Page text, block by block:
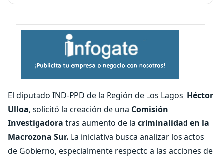
El diputado IND-PPD de la Región de Los Lagos, Héctor
Ulloa, solicitó la creación de una Comisión
Investigadora tras aumento de la criminalidad en la
Macrozona Sur. La iniciativa busca analizar los actos
de Gobierno, especialmente respecto a las acciones de